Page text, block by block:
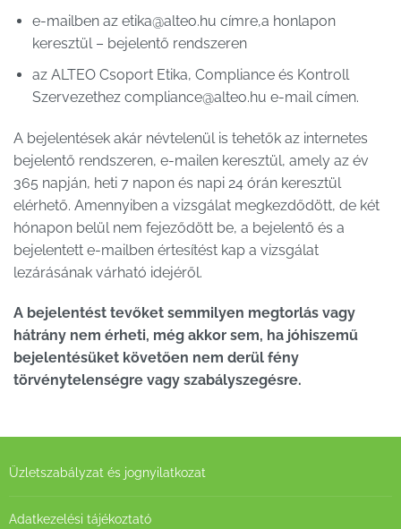
e-mailben az etika@alteo.hu címre,a honlapon
keresztül – bejelentő rendszeren
az ALTEO Csoport Etika, Compliance és Kontroll
Szervezethez compliance@alteo.hu e-mail címen.
A bejelentések akár névtelenül is tehetők az internetes
bejelentő rendszeren, e-mailen keresztül, amely az év
365 napján, heti 7 napon és napi 24 órán keresztül
elérhető. Amennyiben a vizsgálat megkezdődött, de két
hónapon belül nem fejeződött be, a bejelentő és a
bejelentett e-mailben értesítést kap a vizsgálat
lezárásának várható idejéről.
A bejelentést tevőket semmilyen megtorlás vagy
hátrány nem érheti, még akkor sem, ha jóhiszemű
bejelentésüket követően nem derül fény
törvénytelenségre vagy szabályszegésre.
Üzletszabályzat és jognyilatkozat
Adatkezelési tájékoztató